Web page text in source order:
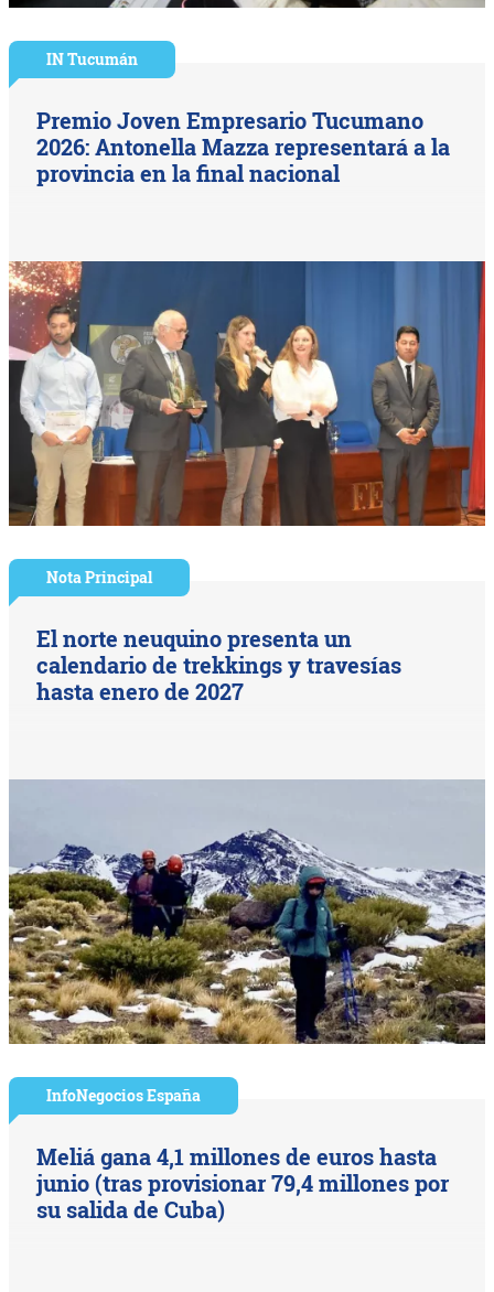
IN Tucumán
Premio Joven Empresario Tucumano
2026: Antonella Mazza representará a la
provincia en la final nacional
Nota Principal
El norte neuquino presenta un
calendario de trekkings y travesías
hasta enero de 2027
InfoNegocios España
Meliá gana 4,1 millones de euros hasta
junio (tras provisionar 79,4 millones por
su salida de Cuba)